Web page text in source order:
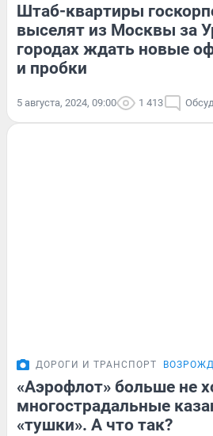
Штаб-квартиры
выселят из Москвы за
городах ждать новые
и пробки
5 августа, 2024, 09:00 1 413
ДОРОГИ И ТРАНСПОРТ
«Аэрофлот» больше не
многострадальные
«тушки». А что так?